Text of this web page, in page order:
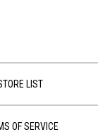
LIST
OF SERVICE